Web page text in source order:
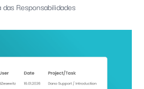
Responsabilidades